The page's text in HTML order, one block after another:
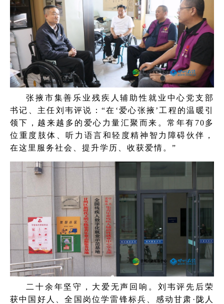
张掖市集善乐业残疾人辅助性就业中心党支部
书记、主任刘韦评说：“在‘爱心张掖’工程的温暖引
领下，越来越多的爱心力量汇聚而来。常年有70多
位重度肢体、听力语言和轻度精神智力障碍伙伴，
在这里服务社会、提升学历、收获爱情。”
二十余年坚守，大爱无声回响。刘韦评先后荣
获中国好人、全国岗位学雷锋标兵、感动甘肃·陇人